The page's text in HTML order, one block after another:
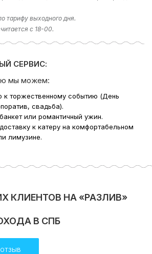
тарифу выходного дня.
с 18-00.
СЕРВИС:
мы можем:
к торжественному событию (День
свадьба).
или романтичный ужин.
к катеру на комфортабельном
лимузине.
КЛИЕНТОВ НА «РАЗЛИВ»
В СПБ